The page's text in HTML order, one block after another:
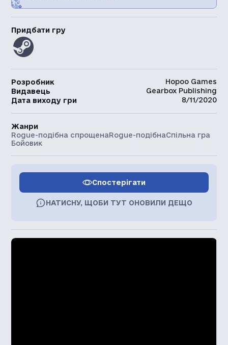
Придбати гру
Розробник
Hopoo Games
Видавець
Gearbox Publishing
Дата виходу гри
8/11/2020
Жанри
Rogue-подібна спрощенаRogue-подібнаСпільна гра
Бойовик
Спостерігати
НАТИСНУ, ЩОБИ ТУТ ОНОВИЛИ ДЕЩО